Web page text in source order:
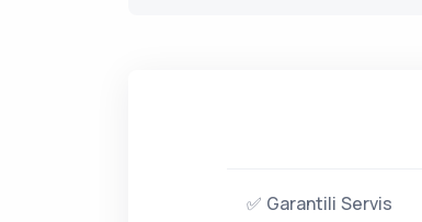
✅ Garantili Servis